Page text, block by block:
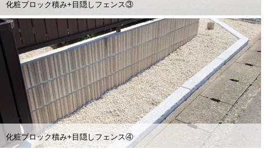
化粧ブロック積み+目隠しフェンス③
化粧ブロック積み+目隠しフェンス④